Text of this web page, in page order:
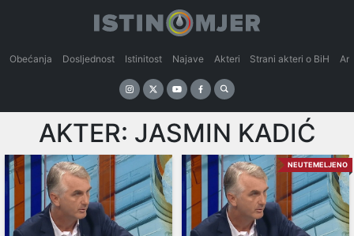
Obećanja Dosljednost Istinitost Najave Akteri Strani akteri o BiH
AKTER: JASMIN KADIĆ
NEUTEMELJENO